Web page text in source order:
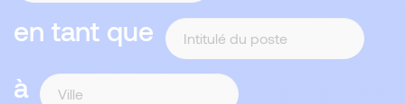
en tant que
à